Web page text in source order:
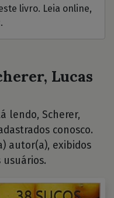
livro. Leia online,
Lucas
lendo, Scherer,
conosco.
autor(a), exibidos